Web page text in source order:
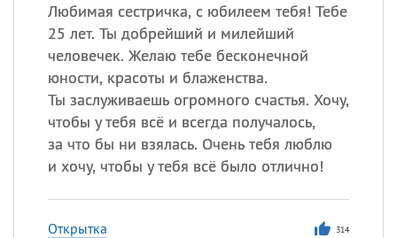
Любимая сестричка, с юбилеем тебя! Тебе
25 лет. Ты добрейший и милейший
человечек. Желаю тебе бесконечной
юности, красоты и блаженства.
Ты заслуживаешь огромного счастья. Хочу,
чтобы у тебя всё и всегда получалось,
за что бы ни взялась. Очень тебя люблю
и хочу, чтобы у тебя всё было отлично!
Открытка 314
11.08 День Святой Клары —
покровительницы
телевидения
ИМЕНА
Все
Сегодня празднуют именины
Герман,Иван,Клим,Еще